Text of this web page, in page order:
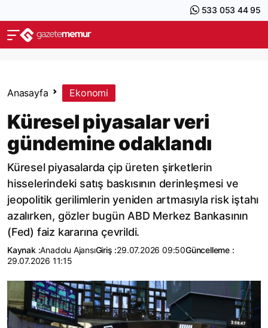
533 053 44 95
Anasayfa Ekonomi
Küresel piyasalar veri
gündemine odaklandı
Küresel piyasalarda çip üreten şirketlerin
hisselerindeki satış baskısının derinleşmesi ve
jeopolitik gerilimlerin yeniden artmasıyla risk iştahı
azalırken, gözler bugün ABD Merkez Bankasının
(Fed) faiz kararına çevrildi.
Kaynak :Anadolu AjansıGiriş :29.07.2026 09:50Güncelleme :
29.07.2026 11:15